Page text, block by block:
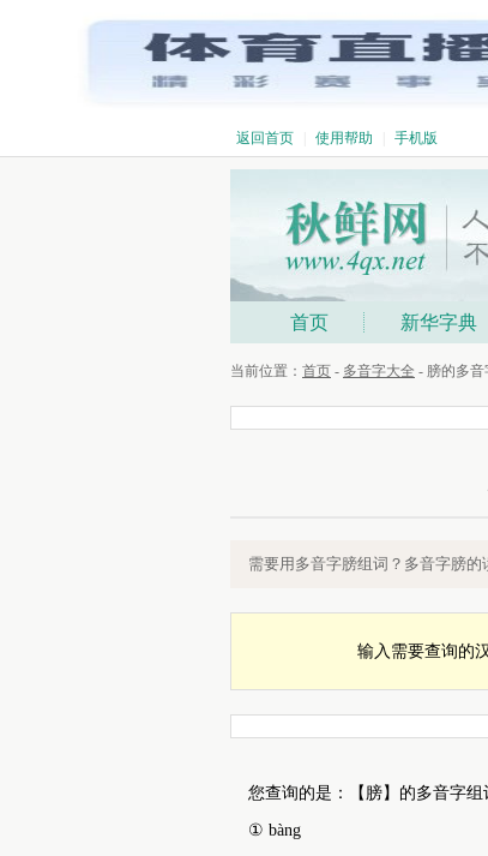
返回首页 使用帮助 手机版
首页 新华字典
当前位置： 首页 - 多音字大全 - 膀的多
需要用多音字膀组词？多音字膀
输入需要查询的
您查询的是：【膀】的多音字组
① bàng